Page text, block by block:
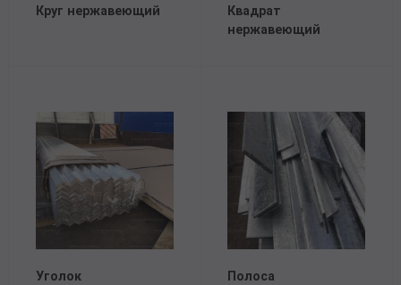
Круг нержавеющий
Квадрат
нержавеющий
Уголок
Полоса